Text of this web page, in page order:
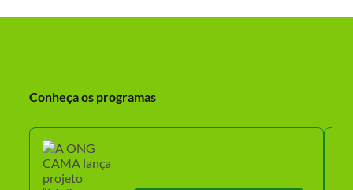
Conheça os programas